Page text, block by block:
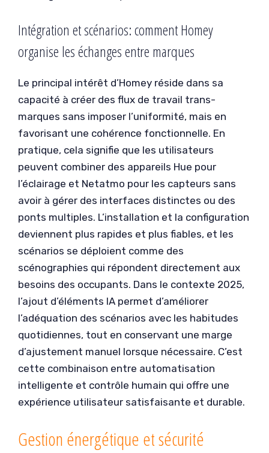
Intégration et scénarios: comment Homey
organise les échanges entre marques
Le principal intérêt d’Homey réside dans sa
capacité à créer des flux de travail trans-
marques sans imposer l’uniformité, mais en
favorisant une cohérence fonctionnelle. En
pratique, cela signifie que les utilisateurs
peuvent combiner des appareils Hue pour
l’éclairage et Netatmo pour les capteurs sans
avoir à gérer des interfaces distinctes ou des
ponts multiples. L’installation et la configuration
deviennent plus rapides et plus fiables, et les
scénarios se déploient comme des
scénographies qui répondent directement aux
besoins des occupants. Dans le contexte 2025,
l’ajout d’éléments IA permet d’améliorer
l’adéquation des scénarios avec les habitudes
quotidiennes, tout en conservant une marge
d’ajustement manuel lorsque nécessaire. C’est
cette combinaison entre automatisation
intelligente et contrôle humain qui offre une
expérience utilisateur satisfaisante et durable.
Gestion énergétique et sécurité